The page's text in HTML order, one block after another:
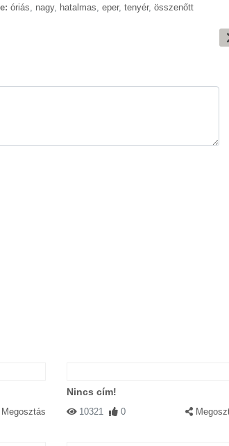
óriás, nagy, hatalmas, eper, tenyér, összenőtt
Megosztás
Nincs cím!
10321 0